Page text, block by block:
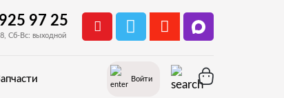
97 25
Сб-Вс: выходной
Войти